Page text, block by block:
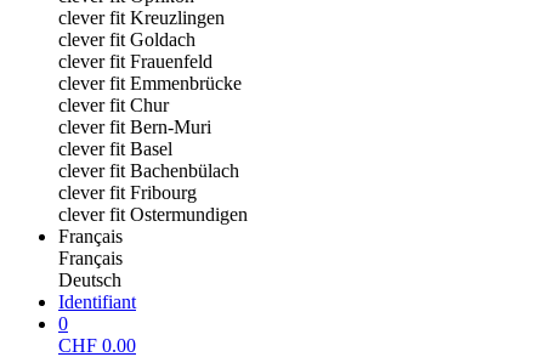
clever fit Kreuzlingen
clever fit Goldach
clever fit Frauenfeld
clever fit Emmenbrücke
clever fit Chur
clever fit Bern-Muri
clever fit Basel
clever fit Bachenbülach
clever fit Fribourg
clever fit Ostermundigen
Français
Français
Deutsch
Identifiant
0
CHF 0.00